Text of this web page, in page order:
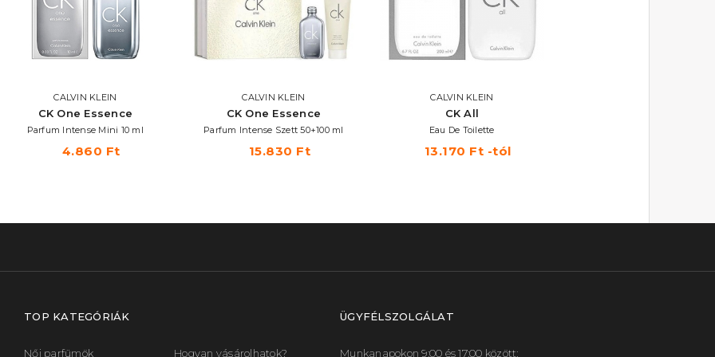
CALVIN KLEIN
CK One Essence
Parfum Intense Mini 10 ml
4.860 Ft
CALVIN KLEIN
CK One Essence
Parfum Intense Szett 50+100 ml
15.830 Ft
CALVIN KLEIN
CK All
Eau De Toilette
13.170 Ft -tól
TOP KATEGÓRIÁK
Női parfümök Hogyan vásárolhatok?
ÜGYFÉLSZOLGÁLAT
Munkanapokon 9:00 és 17:00 között: